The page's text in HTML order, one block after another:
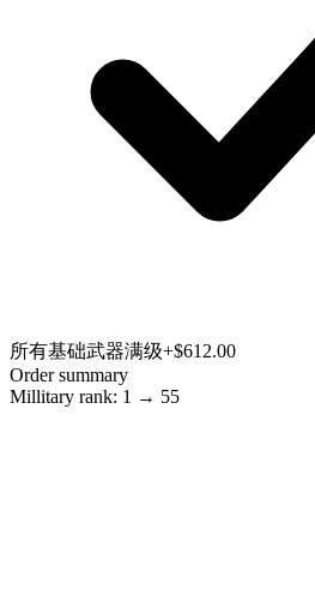
所有基础武器满级+$612.00
Order summary
Millitary rank: 1 → 55